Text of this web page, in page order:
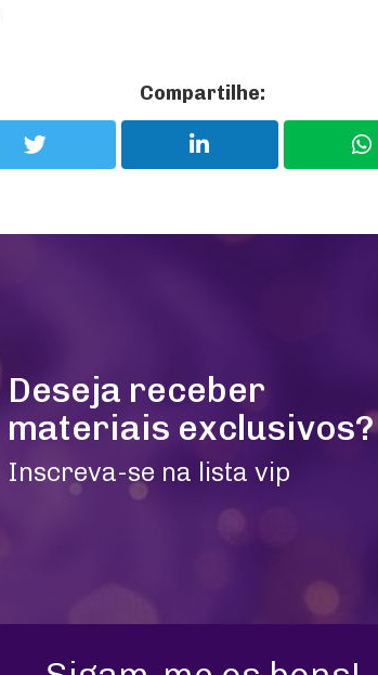
Compartilhe:
Deseja receber
materiais exclusivos?
Inscreva-se na lista vip